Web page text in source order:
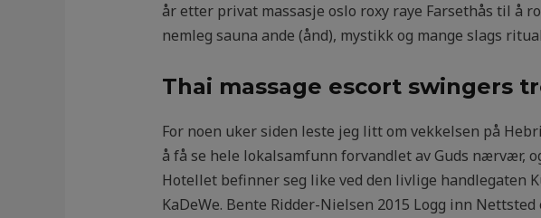
år etter privat massasje oslo roxy raye Farsethås til å
nemleg sauna ande (ånd), mystikk og mange slags
Thai massage escort swingers
For noen uker siden leste jeg litt om vekkelsen på
å få se hele lokalsamfunn forvandlet av Guds nærvær,
Hotellet befinner seg like ved den livlige handlegaten
KaDeWe. Bente Ridder-Nielsen 2015 Logg inn